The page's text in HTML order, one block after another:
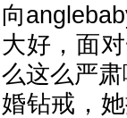
向
大好，面
么这么严
婚钻戒，